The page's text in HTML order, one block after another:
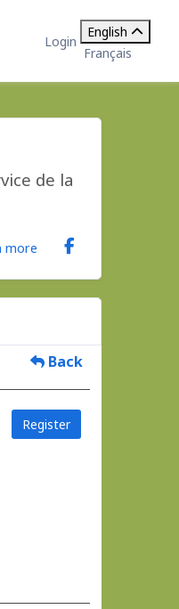
Login
English
Français
de la
more
Back
Register